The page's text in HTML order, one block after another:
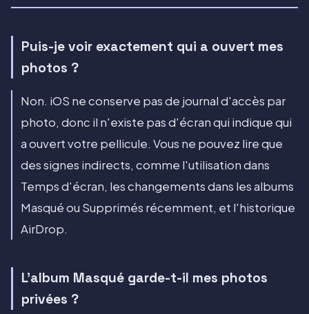
Puis-je voir exactement qui a ouvert mes
photos ?
Non. iOS ne conserve pas de journal d'accès par
photo, donc il n'existe pas d'écran qui indique qui
a ouvert votre pellicule. Vous ne pouvez lire que
des signes indirects, comme l'utilisation dans
Temps d'écran, les changements dans les albums
Masqué ou Supprimés récemment, et l'historique
AirDrop.
L'album Masqué garde-t-il mes photos
privées ?